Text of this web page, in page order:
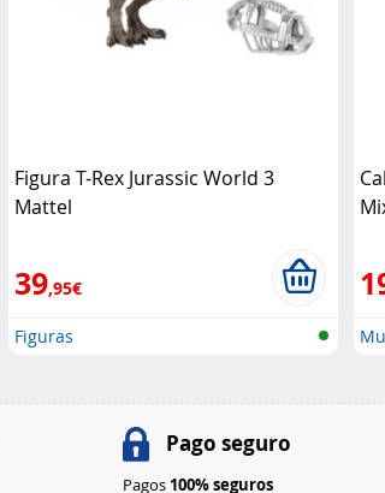
Figura T-Rex Jurassic World 3
Mattel
39,95€
Figuras
Pago seguro
Pagos 100% seguros